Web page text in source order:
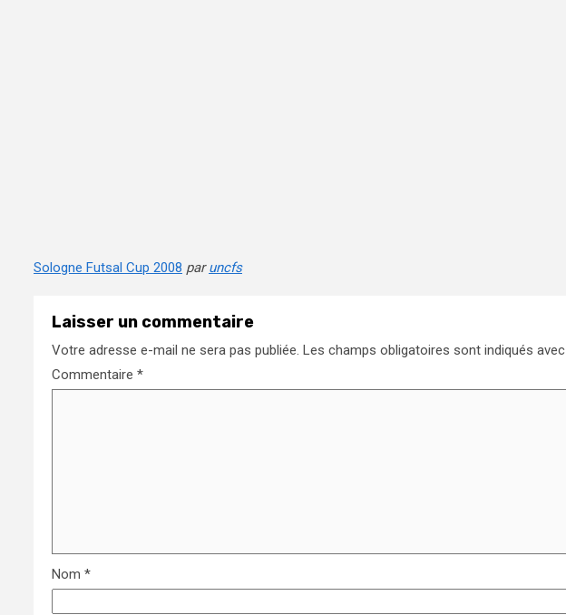
Sologne Futsal Cup 2008 paruncfs
Laisser un commentaire
Votre adresse e-mail ne sera pas publiée. Les champs obligatoires sont indiqués avec
Commentaire *
Nom *